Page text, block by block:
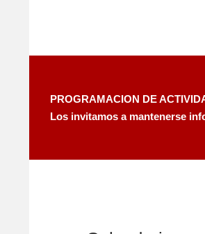
PROGRAMACION DE
Los invitamos a mantenerse